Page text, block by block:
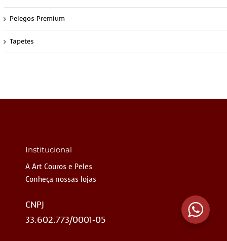
Pelegos Premium
Tapetes
Institucional
A Art Couros e Peles
Conheça nossas lojas
CNPJ
33.602.773/0001-05